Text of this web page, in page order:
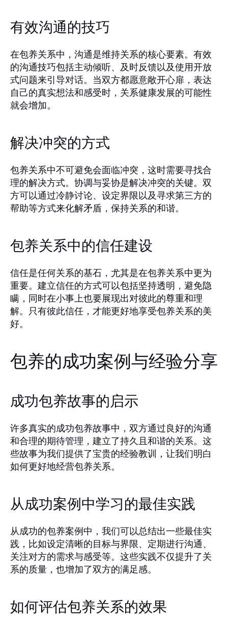
有效沟通的技巧
在包养关系中，沟通是维持关系的核心要素。有效
的沟通技巧包括主动倾听、及时反馈以及使用开放
式问题来引导对话。当双方都愿意敞开心扉，表达
自己的真实想法和感受时，关系健康发展的可能性
就会增加。
解决冲突的方式
包养关系中不可避免会面临冲突，这时需要寻找合
理的解决方式。协调与妥协是解决冲突的关键。双
方可以通过冷静讨论、设定界限以及寻求第三方的
帮助等方式来化解矛盾，保持关系的和谐。
包养关系中的信任建设
信任是任何关系的基石，尤其是在包养关系中更为
重要。建立信任的方式可以包括坚持透明，避免隐
瞒，同时在小事上也要展现出对彼此的尊重和理
解。只有彼此信任，才能更好地享受包养关系的美
好。
包养的成功案例与经验分享
成功包养故事的启示
许多真实的成功包养故事中，双方通过良好的沟通
和合理的期待管理，建立了持久且和谐的关系。这
些故事为我们提供了宝贵的经验教训，让我们明白
如何更好地经营包养关系。
从成功案例中学习的最佳实践
从成功的包养案例中，我们可以总结出一些最佳实
践，比如设定清晰的目标与界限、定期进行沟通、
关注对方的需求与感受等。这些实践不仅提升了关
系的质量，也增加了双方的满足感。
如何评估包养关系的效果